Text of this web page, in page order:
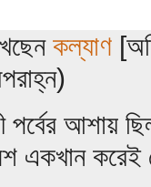
কল্যাণ
পর্বের আশায়
একখান